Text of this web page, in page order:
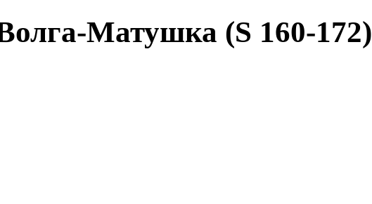
Матушка (S 160-172)